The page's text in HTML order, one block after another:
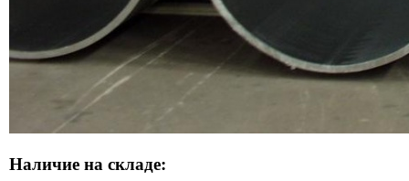
Наличие на складе: